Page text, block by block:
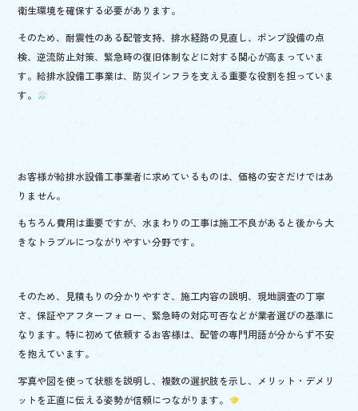
衛生環境を確保する必要があります。
そのため、耐震性のある配管支持、排水経路の見直し、ポンプ設備の点
検、逆流防止対策、緊急時の復旧体制などに対する関心が高まっていま
す。給排水設備工事業は、防災インフラを支える重要な役割を担っていま
す。
お客様が給排水設備工事業者に求めているものは、価格の安さだけではあ
りません。
もちろん費用は重要ですが、水まわりの工事は施工不良があると後から大
きなトラブルにつながりやすい分野です。
そのため、見積もりの分かりやすさ、施工内容の説明、現地調査の丁寧
さ、保証やアフターフォロー、緊急時の対応可否などが業者選びの基準に
なります。特に初めて依頼するお客様は、配管の専門用語が分からず不安
を抱えています。
写真や図を使って状態を説明し、複数の選択肢を示し、メリット・デメリ
ットを正直に伝える姿勢が信頼につながります。